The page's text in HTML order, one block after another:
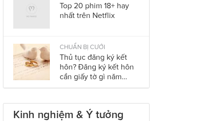
Top 20 phim 18+ hay
nhất trên Netflix
CHUẨN BỊ CƯỚI
Thủ tục đăng ký kết
hôn? Đăng ký kết hôn
cần giấy tờ gì năm
2023?
Kinh nghiệm & Ý tưởng